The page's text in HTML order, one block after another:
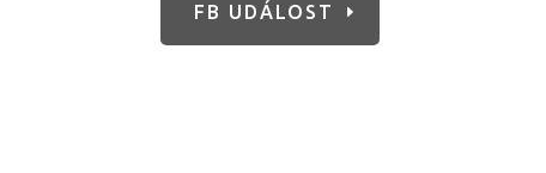
FB UDÁLOST